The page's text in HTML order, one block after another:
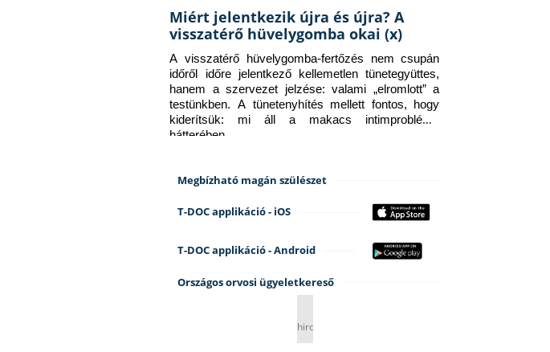
Miért jelentkezik újra és újra? A
visszatérő hüvelygomba okai (x)
A visszatérő hüvelygomba-fertőzés nem csupán
időről időre jelentkező kellemetlen tünetegyüttes,
hanem a szervezet jelzése: valami „elromlott” a
testünkben. A tünetenyhítés mellett fontos, hogy
kiderítsük: mi áll a makacs intimprobléma
hátterében.
Megbízható magán szülészet
T-DOC applikáció - iOS
T-DOC applikáció - Android
Országos orvosi ügyeletkereső
hirdetés